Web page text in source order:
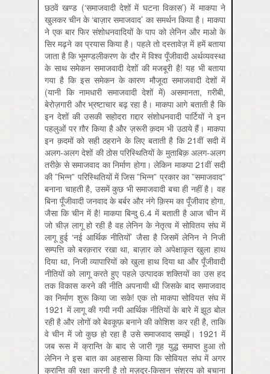
छठवें खण्ड (‘समाजवादी देशों में घटना विकास’) में माकपा ने
खुलकर चीन के ‘बाज़ार समाजवाद’ का समर्थन किया है। माकपा
ने एक बार फिर संशोधनवादियों के पाप को लेनिन और माओ के
सिर मढ़ने का प्रयास किया है। पहले तो दस्तावेज़ में हमें बताया
जाता है कि भूमण्डलीकरण के दौर में विश्व पूँजीवादी अर्थव्यवस्था
के साथ समेकन समाजवादी देशों की मजबूरी है! यह भी बताया
गया है कि इस समेकन के कारण मौजूदा समाजवादी देशों में
(यानी कि नामधारी समाजवादी देशों में) असमानता, ग़रीबी,
बेरोज़गारी और भ्रष्टाचार बढ़ रहा है। माकपा आगे बताती है कि
इन देशों की उसकी सहोदरा ग़द्दार संशोधनवादी पार्टियों ने इन
पहलुओं पर ग़ौर किया है और ज़रूरी क़दम भी उठाये हैं। माकपा
इन क़दमों को सही ठहराने के लिए बताती है कि 21वीं सदी में
अलग-अलग देशों की ठोस परिस्थितियों के मुताबिक़ अलग-अलग
तरीक़े से समाजवाद का निर्माण होगा। लेकिन माकपा 21वीं सदी
की ”भिन्न” परिस्थितियों में जिस ”भिन्न” प्रकार का ”समाजवाद”
बनाना चाहती है, उसमें कुछ भी समाजवादी बचा ही नहीं है। वह
बिना पूँजीवादी जनवाद के बर्बर और नंगे क़िस्म का पूँजीवाद होगा,
जैसा कि चीन में है! माकपा बिन्दु 6.4 में बताती है आज चीन में
जो चीज़ लागू हो रही है वह लेनिन के नेतृत्व में सोवितय संघ में
लागू हुई ‘नई आर्थिक नीतियों’ जैसा है जिसमें लेनिन ने निजी
सम्पत्ति को बरक़रार रखा था, बाज़ार को अपेक्षाकृत खुला हाथ
दिया था, निजी व्यापारियों को खुला हाथ दिया था और पूँजीवादी
नीतियों को लागू करते हुए पहले उत्पादक शक्तियों का उस हद
तक विकास करने की नीति अपनायी थी जिसके बाद समाजवाद
का निर्माण शुरू किया जा सके! एक तो माकपा सोवियत संघ में
1921 में लागू की गयी नयी आर्थिक नीतियों के बारे में झूठ बोल
रही है और लोगों को बेवकूफ़ बनाने की कोशिश कर रही है, ताकि
वे चीन में जो कुछ हो रहा है उसे समाजवाद समझें। 1921 में
जब रूस में क्रान्ति के बाद से जारी गृह युद्ध समाप्त हुआ तो
लेनिन ने इस बात का अहसास किया कि सोवियत संघ में अगर
क्रान्ति की रक्षा करनी है तो मज़दूर-किसान संश्रय को बचाना